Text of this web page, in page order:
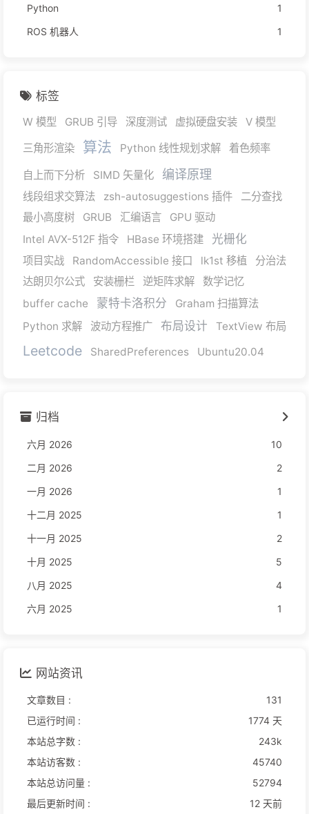
Python
1
ROS 机器人
1
标签
W 模型 GRUB 引导 深度测试 虚拟硬盘安装
V 模型
三角形渲染
算法 Python 线性规划求解 着色频率
自上而下分析 SIMD 矢量化 编译原理
线段组求交算法 zsh-autosuggestions 插件
二分查找
最小高度树
GRUB 汇编语言
GPU 驱动
Intel AVX-512F 指令
HBase 环境搭建 光栅化
项目实战 RandomAccessible 接口 lk1st 移植
分治法
达朗贝尔公式
安装栅栏 逆矩阵求解
数学记忆
buffer cache
蒙特卡洛积分
Graham 扫描算法
Python 求解
波动方程推广 布局设计 TextView 布局
Leetcode SharedPreferences Ubuntu20.04
归档
六月 2026
10
二月 2026
2
一月 2026
1
十二月 2025
1
十一月 2025
2
十月 2025
5
八月 2025
4
六月 2025
1
网站资讯
文章数目 :
131
已运行时间 :
1774 天
本站总字数 :
243k
本站访客数 :
45740
本站总访问量 :
52794
最后更新时间 :
12 天前